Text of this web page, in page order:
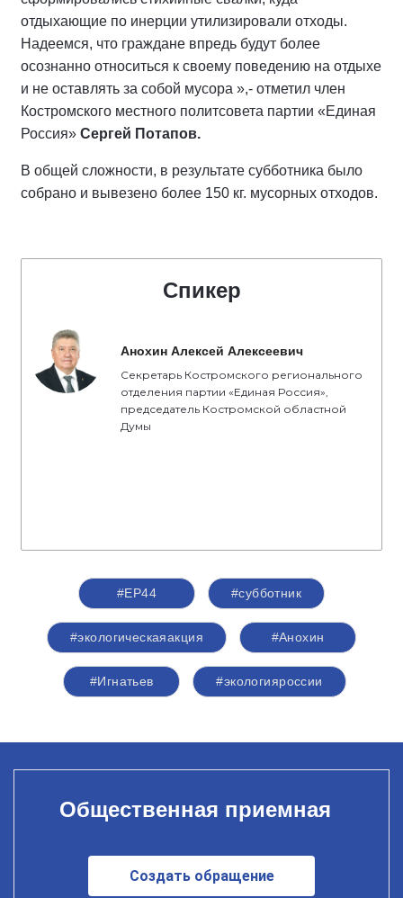
отдыхающие по инерции утилизировали отходы.
Надеемся, что граждане впредь будут более
осознанно относиться к своему поведению на отдыхе
и не оставлять за собой мусора »,- отметил член
Костромского местного политсовета партии «Единая
Россия» Сергей Потапов.
В общей сложности, в результате субботника было
собрано и вывезено более 150 кг. мусорных отходов.
Спикер
Анохин Алексей Алексеевич
Секретарь Костромского регионального
отделения партии «Единая Россия»,
председатель Костромской областной
Думы
#ЕР44 #субботник
#экологическаяакция #Анохин
#Игнатьев #экологияроссии
Общественная приемная
Создать обращение